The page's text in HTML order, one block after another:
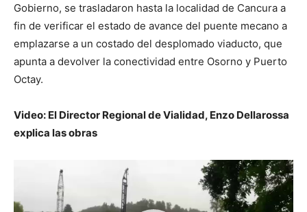
Gobierno, se trasladaron hasta la localidad de Cancura a
fin de verificar el estado de avance del puente mecano a
emplazarse a un costado del desplomado viaducto, que
apunta a devolver la conectividad entre Osorno y Puerto
Octay.
Video: El Director Regional de Vialidad, Enzo Dellarossa
explica las obras
Reproductor
vídeo